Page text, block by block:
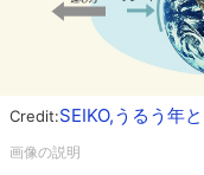
Credit:SEIKO,うるう年